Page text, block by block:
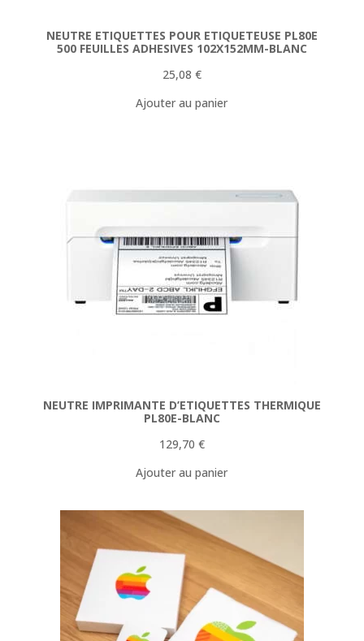
NEUTRE ETIQUETTES POUR ETIQUETEUSE PL80E
500 FEUILLES ADHESIVES 102X152MM-BLANC
25,08 €
Ajouter au panier
NEUTRE IMPRIMANTE D’ETIQUETTES THERMIQUE
PL80E-BLANC
129,70 €
Ajouter au panier